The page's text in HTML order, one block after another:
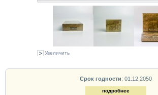
Увеличить
Срок годности: 01.12.2050
подробнее